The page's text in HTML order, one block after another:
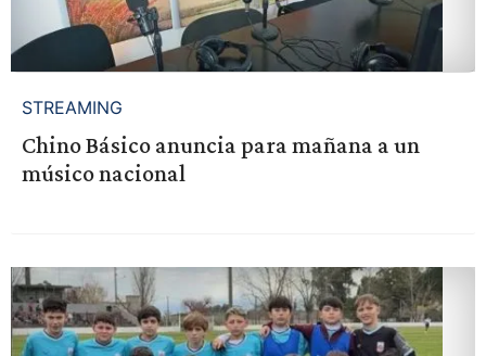
STREAMING
Chino Básico anuncia para mañana a un
músico nacional